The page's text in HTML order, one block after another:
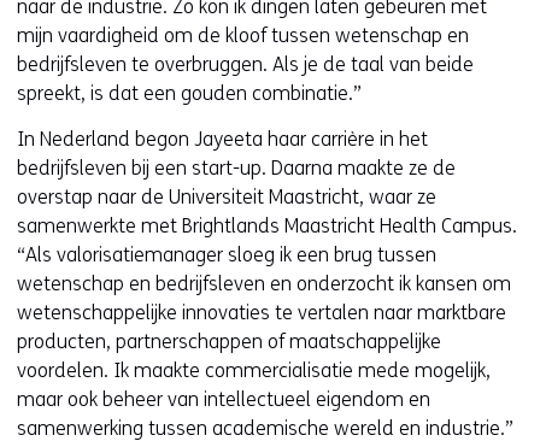
naar de industrie. Zo kon ik dingen laten gebeuren met
mijn vaardigheid om de kloof tussen wetenschap en
bedrijfsleven te overbruggen. Als je de taal van beide
spreekt, is dat een gouden combinatie.”
In Nederland begon Jayeeta haar carrière in het
bedrijfsleven bij een start-up. Daarna maakte ze de
overstap naar de Universiteit Maastricht, waar ze
samenwerkte met Brightlands Maastricht Health Campus.
“Als valorisatiemanager sloeg ik een brug tussen
wetenschap en bedrijfsleven en onderzocht ik kansen om
wetenschappelijke innovaties te vertalen naar marktbare
producten, partnerschappen of maatschappelijke
voordelen. Ik maakte commercialisatie mede mogelijk,
maar ook beheer van intellectueel eigendom en
samenwerking tussen academische wereld en industrie.”